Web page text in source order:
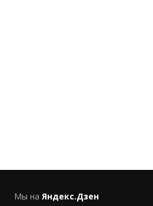
Мы на Яндекс.Дзен